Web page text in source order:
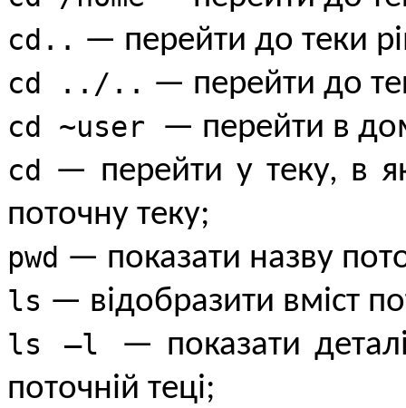
cd.. — перейти до теки
cd ../.. — перейти до
cd ~user — перейти в
cd
— перейти у теку, в
поточну теку;
pwd — показати назву
ls — відобразити вміст
ls –l — показати
поточній теці;